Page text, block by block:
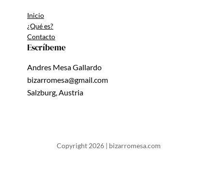
Inicio
¿Qué es?
Contacto
Escríbeme
Andres Mesa Gallardo
bizarromesa@gmail.com
Salzburg, Austria
Copyright 2026 | bizarromesa.com